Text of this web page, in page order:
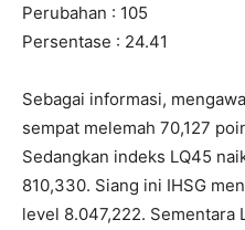
Perubahan : 105
Persentase : 24.41
Sebagai informasi,
sempat melemah 70,127
Sedangkan indeks LQ45
810,330. Siang ini IHSG
level 8.047,222. Sementara